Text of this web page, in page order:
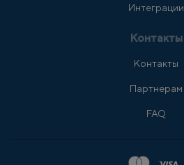
Интеграции
Контакты
Контакты
Партнерам
FAQ